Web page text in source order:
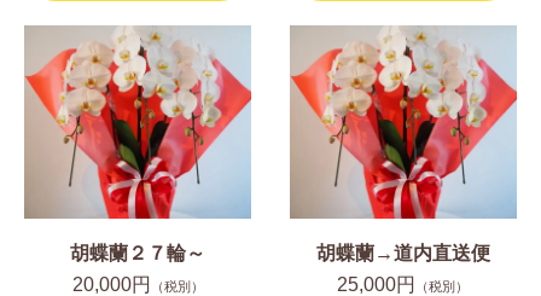
胡蝶蘭２７輪～
20,000円
（税別）
胡蝶蘭→道内直送便
25,000円
（税別）